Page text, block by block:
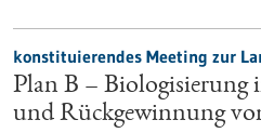
konstituierendes Meeting zur
Plan B – Biologisierung
und Rückgewinnung